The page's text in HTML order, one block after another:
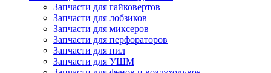
Запчасти для гайковертов
Запчасти для лобзиков
Запчасти для миксеров
Запчасти для перфораторов
Запчасти для пил
Запчасти для УШМ